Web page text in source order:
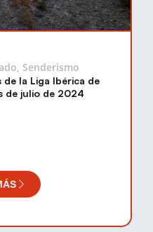
, Senderismo
la Liga Ibérica de
de julio de 2024